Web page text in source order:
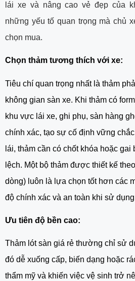
lái xe và nâng cao vẻ đẹp của
những yếu tố quan trọng mà chủ
chọn mua.
Chọn thảm tương thích với xe:
Tiêu chí quan trọng nhất là thảm
không gian sàn xe. Khi thảm có
khu vực lái xe, ghi phụ, sàn hàng
chính xác, tạo sự cố định vững
lái, thảm cần có chốt khóa hoặc gai
lệch. Một bộ thảm được thiết kế
dòng) luôn là lựa chọn tốt hơn các
độ chính xác và an toàn khi sử
Ưu tiên độ bền cao:
Thảm lót sàn giá rẻ thường chỉ sử
đó dễ xuống cấp, biến dạng hoặc
thẩm mỹ và khiến việc vệ sinh trở